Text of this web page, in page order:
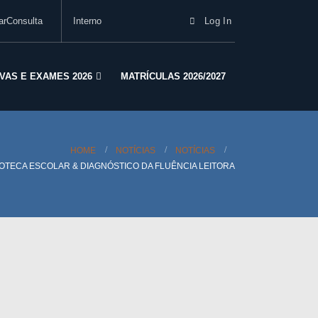
Interno Log In
E EXAMES 2026 MATRÍCULAS 2026/2027
HOME NOTÍCIAS
NOTÍCIAS
ESCOLAR & DIAGNÓSTICO DA FLUÊNCIA LEITORA